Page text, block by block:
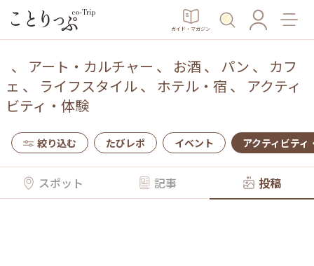
ガイド・マガジン
、 アート・カルチャー 、 お酒 、 パン 、 カフ
ェ 、 ライフスタイル、 ホテル・宿 、 アクティ
ビティ・体験
絞り込む たびレポ イベント アクティビティ
スポット 記事 投稿